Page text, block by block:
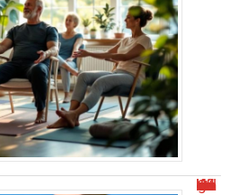
Comment dégonfler un ballon de foot facilement